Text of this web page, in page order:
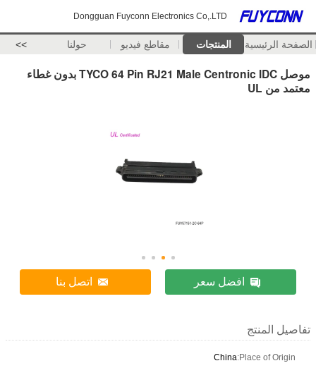
Dongguan Fuyconn Electronics Co,.LTD
الصفحة الرئيسية المنتجات مقاطع فيديو حولنا >>
موصل TYCO 64 Pin RJ21 Male Centronic IDC بدون غطاء
معتمد من UL
افضل سعر اتصل بنا
تفاصيل المنتج
Place of Origin:
China